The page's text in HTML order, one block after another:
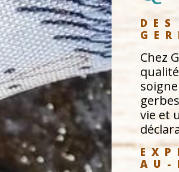
Chez
vie et
AU-